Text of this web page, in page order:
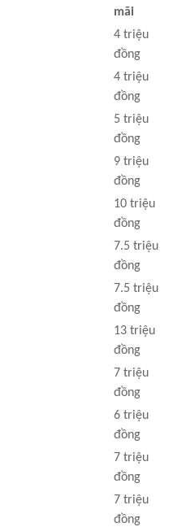
mãi
4 triệu
đồng
4 triệu
đồng
5 triệu
đồng
9 triệu
đồng
10 triệu
đồng
7.5 triệu
đồng
7.5 triệu
đồng
13 triệu
đồng
7 triệu
đồng
6 triệu
đồng
7 triệu
đồng
7 triệu
đồng